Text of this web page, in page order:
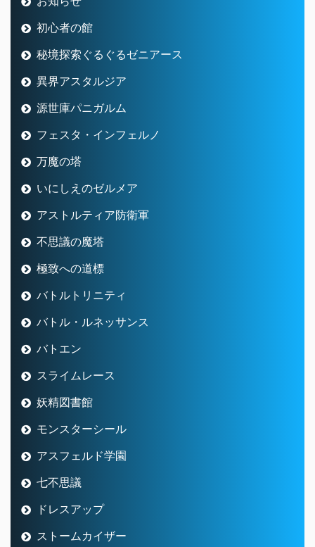
初心者の館
秘境探索ぐるぐるゼニアース
異界アスタルジア
源世庫パニガルム
フェスタ・インフェルノ
万魔の塔
いにしえのゼルメア
アストルティア防衛軍
不思議の魔塔
極致への道標
バトルトリニティ
バトル・ルネッサンス
バトエン
スライムレース
妖精図書館
モンスターシール
アスフェルド学園
七不思議
ドレスアップ
ストームカイザー